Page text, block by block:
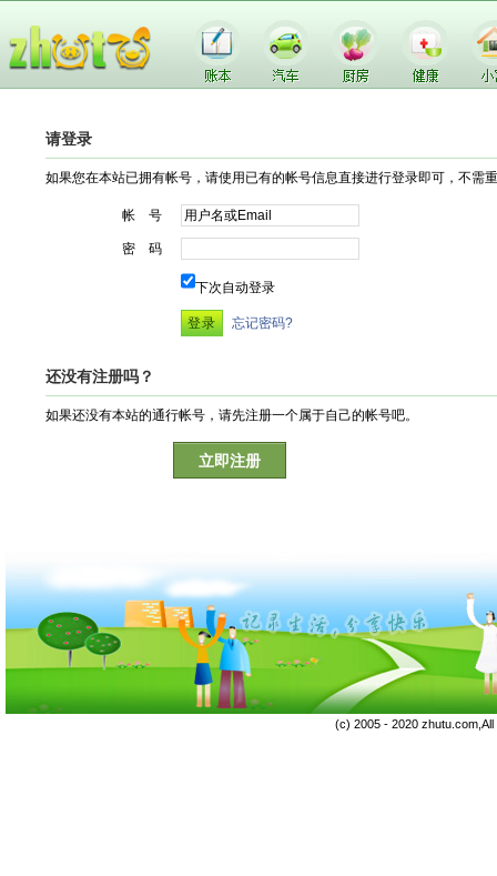
请登录
如果您在本站已拥有帐号，请使用已有的帐号信息直接进行登录即可，不需
帐 号
密 码
下次自动登录
忘记密码?
还没有注册吗？
如果还没有本站的通行帐号，请先注册一个属于自己的帐号吧。
立即注册
(c) 2005 - 2020